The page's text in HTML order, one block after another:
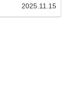
2025.11.15